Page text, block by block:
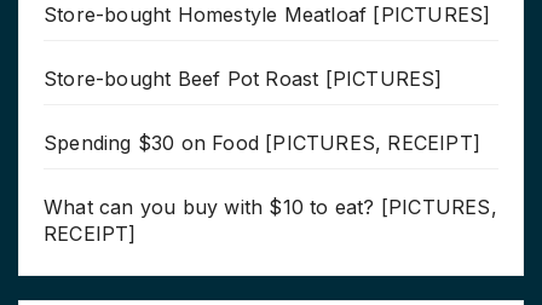
Store-bought Homestyle Meatloaf [PICTURES]
Store-bought Beef Pot Roast [PICTURES]
Spending $30 on Food [PICTURES, RECEIPT]
What can you buy with $10 to eat? [PICTURES,
RECEIPT]